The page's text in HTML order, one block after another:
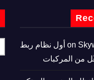
Skywire أول نظام ربط
من المركبات